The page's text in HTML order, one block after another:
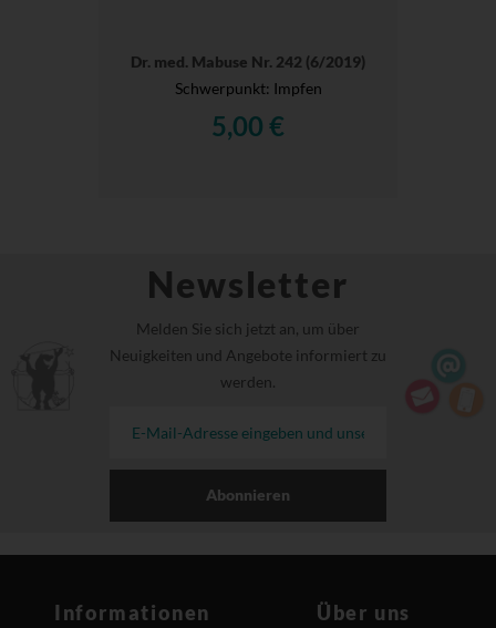
Dr. med. Mabuse Nr. 242 (6/2019)
Schwerpunkt: Impfen
5,00 €
Newsletter
Melden Sie sich jetzt an, um über
Neuigkeiten und Angebote informiert zu
werden.
Abonnieren
Informationen Über uns